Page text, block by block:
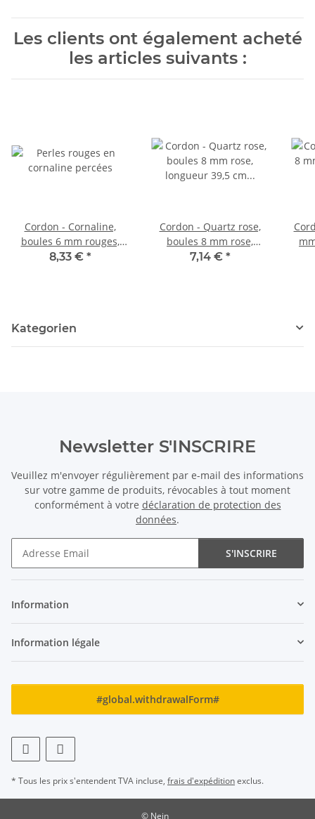
Les clients ont également acheté
les articles suivants :
Cordon - Cornaline,
boules 6 mm rouges,
longueur 37 cm /4467
8,33 € *
Cordon - Quartz rose,
boules 8 mm rose,
longueur 39,5 cm /1731
7,14 € *
Kategorien
Newsletter S'INSCRIRE
Veuillez m'envoyer régulièrement par e-mail des informations
sur votre gamme de produits, révocables à tout moment
conformément à votre déclaration de protection des
données.
S'INSCRIRE
Information
Information légale
#global.withdrawalForm#
* Tous les prix s'entendent TVA incluse, frais d'expéditionexclus.
© Nein